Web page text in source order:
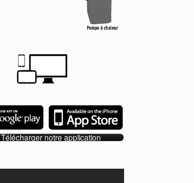
Télécharger notre application